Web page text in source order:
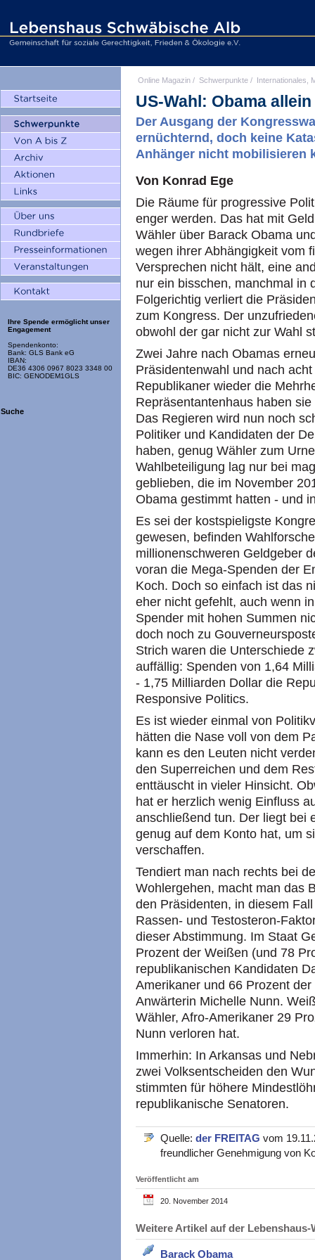
Ihre Spende ermöglicht unser
Engagement
Spendenkonto:
Bank: GLS Bank eG
IBAN:
DE36 4306 0967 8023 3348 00
BIC: GENODEM1GLS
Suche
Online Magazin / Schwerpunkte / Internationales,
US-Wahl: Obama
Der Ausgang der
ernüchternd, doch keine
Anhänger nicht mobilisieren
Von Konrad Ege
Die Räume für progressive
enger werden. Das hat mit
Wähler über Barack Obama
wegen ihrer Abhängigkeit vom
Versprechen nicht hält, eine
nur ein bisschen, manchmal in
Folgerichtig verliert die
zum Kongress. Der
obwohl der gar nicht zur Wahl
Zwei Jahre nach Obamas
Präsidentenwahl und nach
Republikaner wieder die
Repräsentantenhaus haben
Das Regieren wird nun noch
Politiker und Kandidaten der
haben, genug Wähler zum
Wahlbeteiligung lag nur bei
geblieben, die im November
Obama gestimmt hatten - und
Es sei der kostspieligste
gewesen, befinden
millionenschweren Geldgeber
voran die Mega-Spenden der
Koch. Doch so einfach ist das
eher nicht gefehlt, auch wenn
Spender mit hohen Summen
doch noch zu
Strich waren die Unterschiede
auffällig: Spenden von 1,64
- 1,75 Milliarden Dollar die
Responsive Politics.
Es ist wieder einmal von
hätten die Nase voll von dem
kann es den Leuten nicht
den Superreichen und dem
enttäuscht in vieler Hinsicht.
hat er herzlich wenig Einfluss
anschließend tun. Der liegt bei
genug auf dem Konto hat, um
verschaffen.
Tendiert man nach rechts bei
Wohlergehen, macht man das
den Präsidenten, in diesem
Rassen- und Testosteron-
dieser Abstimmung. Im Staat
Prozent der Weißen (und 78
republikanischen Kandidaten
Amerikaner und 66 Prozent
Anwärterin Michelle Nunn.
Wähler, Afro-Amerikaner 29
Nunn verloren hat.
Immerhin: In Arkansas und
zwei Volksentscheiden den
stimmten für höhere
republikanische Senatoren.
Quelle: der FREITAG vom
freundlicher Genehmigung von
Veröffentlicht am
20. November 2014
Weitere Artikel auf der
Barack Obama